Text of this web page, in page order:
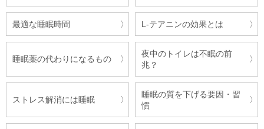
最適な睡眠時間 L-テアニンの効果とは
睡眠薬の代わりになるもの
夜中のトイレは不眠の前
兆？
ストレス解消には睡眠
睡眠の質を下げる要因・習
慣